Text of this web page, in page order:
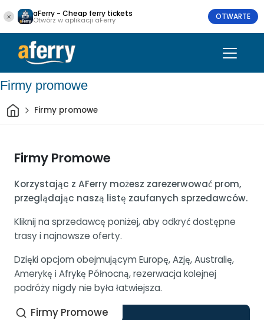
aFerry - Cheap ferry tickets
Otwórz w aplikacji aFerry OTWARTE
Firmy promowe
DomFirmy promowe
Firmy Promowe
Korzystając z AFerry możesz zarezerwować prom,
przeglądając naszą listę zaufanych sprzedawców.
Kliknij na sprzedawcę poniżej, aby odkryć dostępne
trasy i najnowsze oferty.
Dzięki opcjom obejmującym Europę, Azję, Australię,
Amerykę i Afrykę Północną, rezerwacja kolejnej
podróży nigdy nie była łatwiejsza.
Firmy Promowe